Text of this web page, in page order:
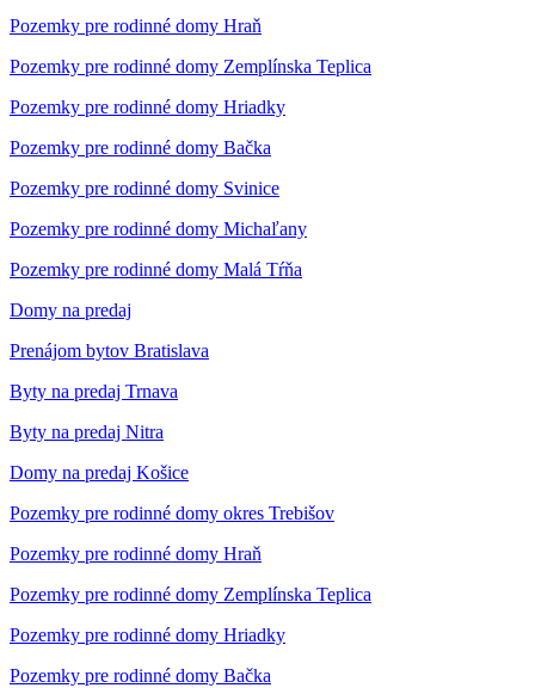
Pozemky pre rodinné domy Hraň
Pozemky pre rodinné domy Zemplínska Teplica
Pozemky pre rodinné domy Hriadky
Pozemky pre rodinné domy Bačka
Pozemky pre rodinné domy Svinice
Pozemky pre rodinné domy Michaľany
Pozemky pre rodinné domy Malá Tŕňa
Domy na predaj
Prenájom bytov Bratislava
Byty na predaj Trnava
Byty na predaj Nitra
Domy na predaj Košice
Pozemky pre rodinné domy okres Trebišov
Pozemky pre rodinné domy Hraň
Pozemky pre rodinné domy Zemplínska Teplica
Pozemky pre rodinné domy Hriadky
Pozemky pre rodinné domy Bačka